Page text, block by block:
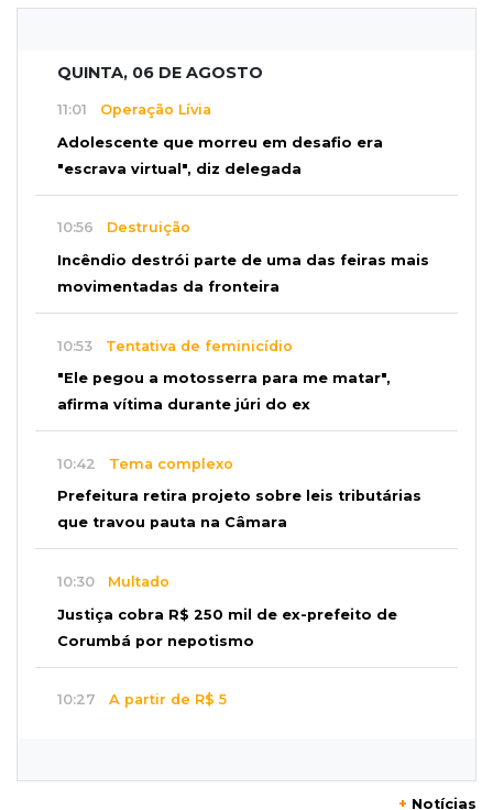
QUINTA, 06 DE AGOSTO
11:01 Operação Lívia
Adolescente que morreu em desafio era
"escrava virtual", diz delegada
10:56 Destruição
Incêndio destrói parte de uma das feiras mais
movimentadas da fronteira
10:53 Tentativa de feminicídio
"Ele pegou a motosserra para me matar",
afirma vítima durante júri do ex
10:42 Tema complexo
Prefeitura retira projeto sobre leis tributárias
que travou pauta na Câmara
10:30 Multado
Justiça cobra R$ 250 mil de ex-prefeito de
Corumbá por nepotismo
10:27 A partir de R$ 5
+ Notícias